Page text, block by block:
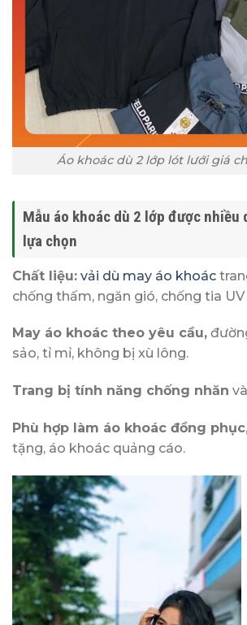
Áo khoác dù 2 lớp lót lưới giá
Mẫu áo khoác dù 2 lớp được nhiều
lựa chọn
Chất liệu: vải dù may áo khoác
chống thấm, ngăn gió, chống tia UV
May áo khoác theo yêu cầu,
sảo, tỉ mỉ, không bị xù lông.
Trang bị tính năng chống nhăn
Phù hợp làm áo khoác đồng phục
tặng, áo khoác quảng cáo.